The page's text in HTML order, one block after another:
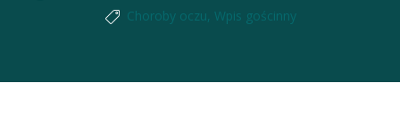
Choroby oczu, Wpis gościnny